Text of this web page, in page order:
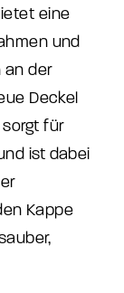
eine
und
an der
Deckel
für
ist dabei
Kappe